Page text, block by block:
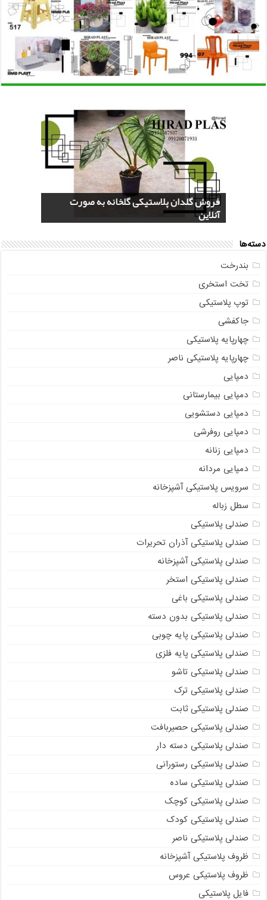
خرید سرویس جهیزیه پلاستیکی هوم کت +
عکس و مشخصات
فروش گلدان پلاستیکی گلخانه به صورت
آنلاین
قیمت یخدان پلاستیکی 40 لیتری کلمن
صندوقی + مشاوره رایگان
سایت پلاسکو حراجی (Price List) + پاسخ به
سوالات متداول
بازار عمده فروشی فایل کشویی ناصر پلاستیک
+ جدیدترین مدل
دسته‌ها
بندرخت
تخت استخری
توپ پلاستیکی
جاکفشی
چهارپایه پلاستیکی
چهارپایه پلاستیکی ناصر
دمپایی
دمپایی بیمارستانی
دمپایی دستشویی
دمپایی روفرشی
دمپایی زنانه
دمپایی مردانه
سرویس پلاستیکی آشپزخانه
سطل زباله
صندلی پلاستیکی
صندلی پلاستیکی آذران تحریرات
صندلی پلاستیکی آشپزخانه
صندلی پلاستیکی استخر
صندلی پلاستیکی باغی
صندلی پلاستیکی بدون دسته
صندلی پلاستیکی پایه چوبی
صندلی پلاستیکی پایه فلزی
صندلی پلاستیکی تاشو
صندلی پلاستیکی ترک
صندلی پلاستیکی ثابت
صندلی پلاستیکی حصیربافت
صندلی پلاستیکی دسته دار
صندلی پلاستیکی رستورانی
صندلی پلاستیکی ساده
صندلی پلاستیکی کوچک
صندلی پلاستیکی کودک
صندلی پلاستیکی ناصر
ظروف پلاستیکی آشپزخانه
ظروف پلاستیکی عروس
فایل پلاستیکی